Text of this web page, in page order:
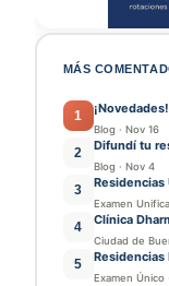
MÁS
1
Blog · Nov 16
2 Difundí tu
Blog · Nov 4
3 Residencias
Examen
4 Clínica
Ciudad de
5 Residencias
Examen Único